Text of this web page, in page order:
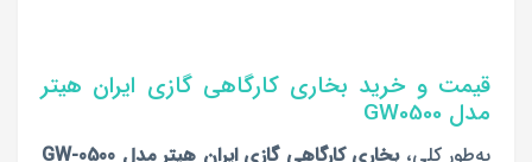
قیمت و خرید بخاری کارگاهی گازی ایران هیتر
مدل GW0500
به‌طور کلی،بخاری کارگاهی گازی ایران هیتر مدل GW-0500